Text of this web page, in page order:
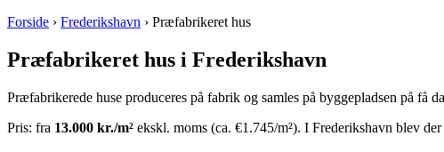
Forside › Frederikshavn › Præfabrikeret hus
Præfabrikeret hus i Frederikshavn
Præfabrikerede huse produceres på fabrik og samles på byggepladsen på
Pris: fra 13.000 kr./m² ekskl. moms (ca. €1.745/m²). I Frederikshavn blev